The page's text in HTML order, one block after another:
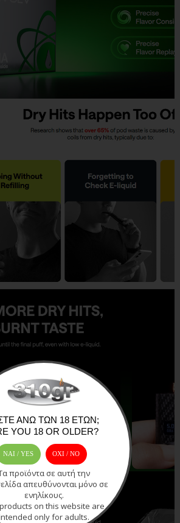
ΆΝΩ ΤΩΝ 18 ΕΤΏΝ;
YOU 18 OR OLDER?
ΝΑΙ / YES OXI / ΝΟ
προϊόντα σε αυτή την
απευθύνονται μόνο σε
ενηλίκους.
on this website are
only for adults.